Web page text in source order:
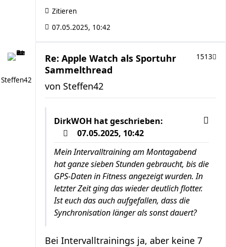
Zitieren
07.05.2025, 10:42
Steffen42
Re: Apple Watch als Sportuhr
Sammelthread
1513
von Steffen42
DirkWOH hat geschrieben:
07.05.2025, 10:42
Mein Intervalltraining am Montagabend
hat ganze sieben Stunden gebraucht, bis die
GPS-Daten in Fitness angezeigt wurden. In
letzter Zeit ging das wieder deutlich flotter.
Ist euch das auch aufgefallen, dass die
Synchronisation länger als sonst dauert?
Bei Intervalltrainings ja, aber keine 7